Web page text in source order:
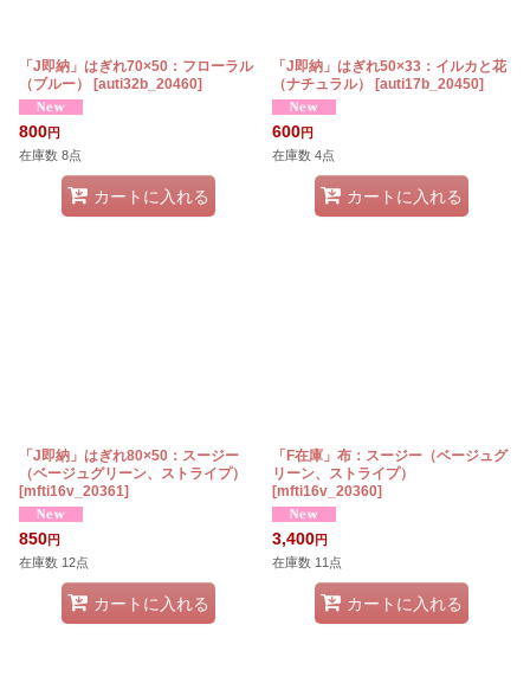
「J即納」はぎれ70×50：フローラル
（ブルー）
[auti32b_20460]
800円
在庫数 8点
カートに入れる
「J即納」はぎれ50×33：イルカと花
（ナチュラル）
[auti17b_20450]
600円
在庫数 4点
カートに入れる
「J即納」はぎれ80×50：スージー
（ベージュグリーン、ストライプ）
[mfti16v_20361]
850円
在庫数 12点
カートに入れる
「F在庫」布：スージー（ベージュグ
リーン、ストライプ）
[mfti16v_20360]
3,400円
在庫数 11点
カートに入れる